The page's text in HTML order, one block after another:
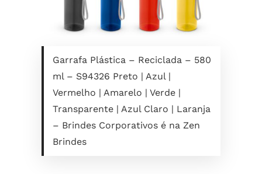
Garrafa Plástica – Reciclada – 580
ml – S94326 Preto | Azul |
Vermelho | Amarelo | Verde |
Transparente | Azul Claro | Laranja
– Brindes Corporativos é na Zen
Brindes